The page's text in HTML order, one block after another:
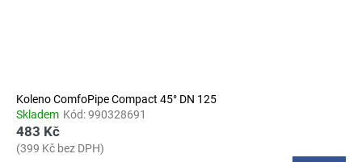
Koleno ComfoPipe Compact 45° DN 125
Skladem Kód:990328691
483 Kč
(399 Kč bez DPH)